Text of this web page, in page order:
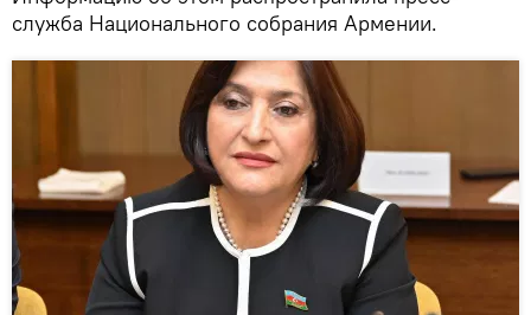
служба Национального собрания Армении.